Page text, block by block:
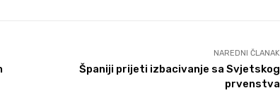
NAREDNI ČLANAK
Španiji prijeti izbacivanje sa Svjetskog
prvenstva